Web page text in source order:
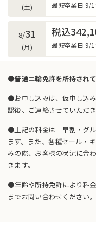
(土) 最短卒業日 9/
8/31
(月)
税込
最短卒業日 9/
●普通二輪免許を所持され
●お申し込みは、仮申し込
認後、ご連絡させていただき
●上記の料金は「早割・グ
ます。また、各種セール・
みの際、お客様の状況に合
きます。
●年齢や所持免許により料
までお問い合わせください。